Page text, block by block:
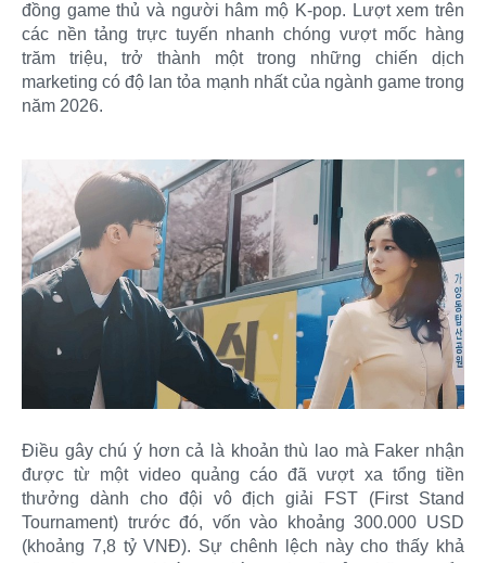
đồng game thủ và người hâm mộ K-pop. Lượt xem trên
các nền tảng trực tuyến nhanh chóng vượt mốc hàng
trăm triệu, trở thành một trong những chiến dịch
marketing có độ lan tỏa mạnh nhất của ngành game trong
năm 2026.
Điều gây chú ý hơn cả là khoản thù lao mà Faker nhận
được từ một video quảng cáo đã vượt xa tổng tiền
thưởng dành cho đội vô địch giải FST (First Stand
Tournament) trước đó, vốn vào khoảng 300.000 USD
(khoảng 7,8 tỷ VNĐ). Sự chênh lệch này cho thấy khả